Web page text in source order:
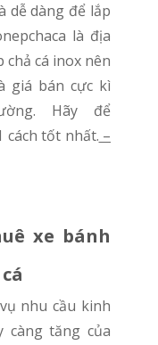
dễ dàng để lắp
là địa
chả cá inox nên
giá bán cực kì
Hãy để
cách tốt nhất. –
xe bánh
càng tăng của